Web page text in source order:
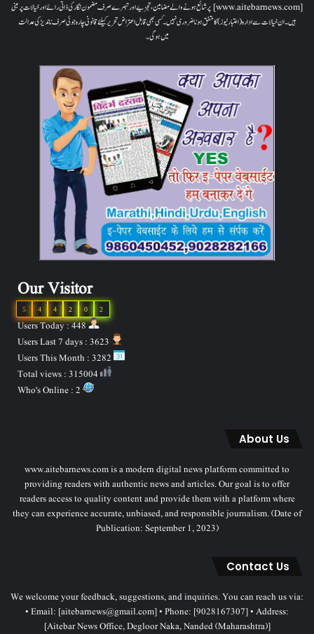
[www.aitebarnews.com] پر شائع ہونے والے مضامین، تجزیے اور تبصرے صرف مضمون نگار کی ذاتی رائے اور خیالات پر مبنی
ہیں۔ ان خیالات سے ادارہ (اعتبار نیوز) کا متفق ہونا ضروری نہیں۔ کسی بھی قابل اعتراض تحریر کیلئے قانونی چارہ جوئی صرف ناندیڑ کی عدالت
میں ہوگی۔
Our Visitor
2
0
2
4
4
5
Users Today : 448
About Us
www.aitebarnews.com is a modern digital news platform committed to
providing readers with authentic news and articles. Our goal is to offer
readers access to quality content and provide them with a platform where
they can experience accurate, unbiased, and responsible journalism. (Date of
Publication: September 1, 2023)
Contact Us
We welcome your feedback, suggestions, and inquiries. You can reach us via:
• Email: [aitebarnews@gmail.com] • Phone: [9028167307] • Address:
[Aitebar News Office, Degloor Naka, Nanded (Maharashtra)]